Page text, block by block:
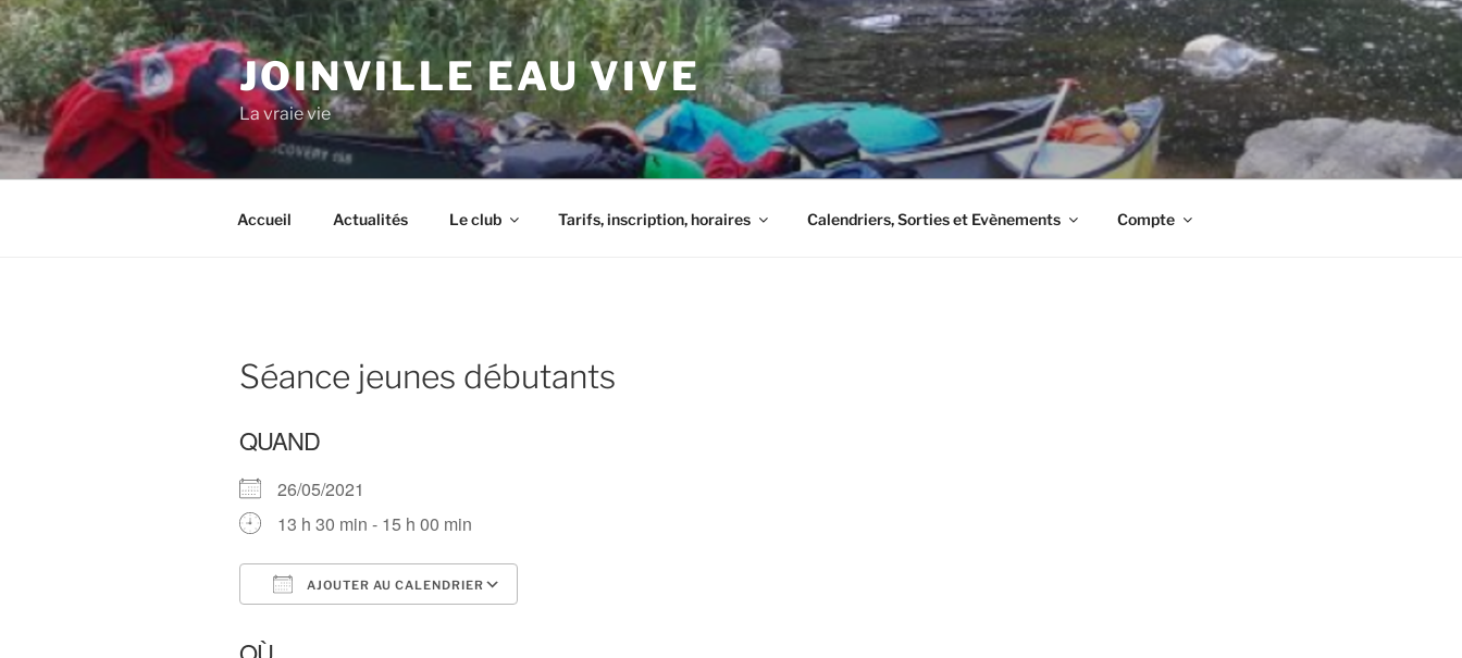
Aller
au
contenu
principal
JOINVILLE EAU VIVE
La vraie vie
Accueil Actualités Le club Tarifs, inscription, horaires Calendriers, Sorties et Evènements Compte
Séance jeunes débutants
QUAND
26/05/2021
13 h 30 min - 15 h 00 min
AJOUTER AU CALENDRIER